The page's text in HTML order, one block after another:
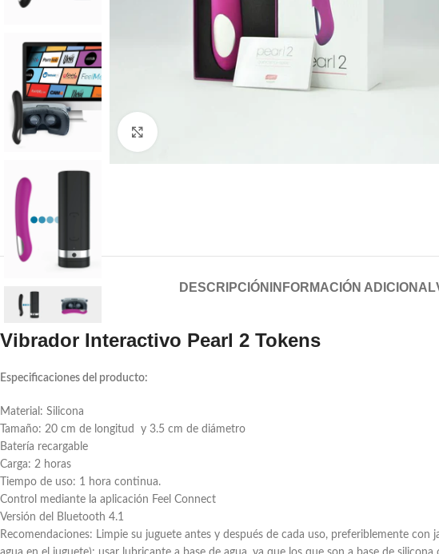
DESCRIPCIÓN INFORMACIÓN ADICIONAL
Vibrador Interactivo Pearl 2 Tokens
Especificaciones del producto:
Material: Silicona
Tamaño: 20 cm de longitud y 3.5 cm de diámetro
Batería recargable
Carga: 2 horas
Tiempo de uso: 1 hora continua.
Control mediante la aplicación Feel Connect
Versión del Bluetooth 4.1
Recomendaciones: Limpie su juguete antes y después de cada uso, preferiblemente